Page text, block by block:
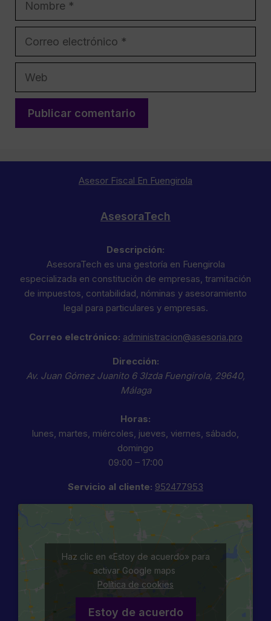
Asesor Fiscal En Fuengirola
AsesoraTech
Descripción:
AsesoraTech es una gestoría en Fuengirola
especializada en constitución de empresas, tramitación
de impuestos, contabilidad, nóminas y asesoramiento
legal para particulares y empresas.
Correo electrónico: administracion@asesoria.pro
Dirección:
Av. Juan Gómez Juanito 6 3Izda Fuengirola, 29640,
Málaga
Horas:
lunes, martes, miércoles, jueves, viernes, sábado,
domingo
09:00 – 17:00
Servicio al cliente: 952477953
Haz clic en «Estoy de acuerdo» para
activar Google maps
Política de cookies
Estoy de acuerdo